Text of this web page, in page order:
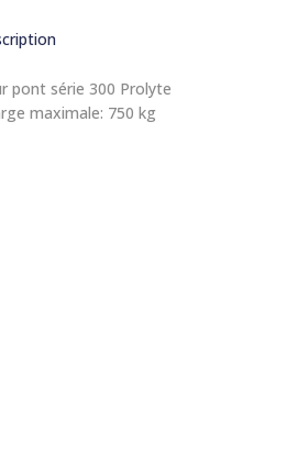
pont série 300 Prolyte
maximale: 750 kg